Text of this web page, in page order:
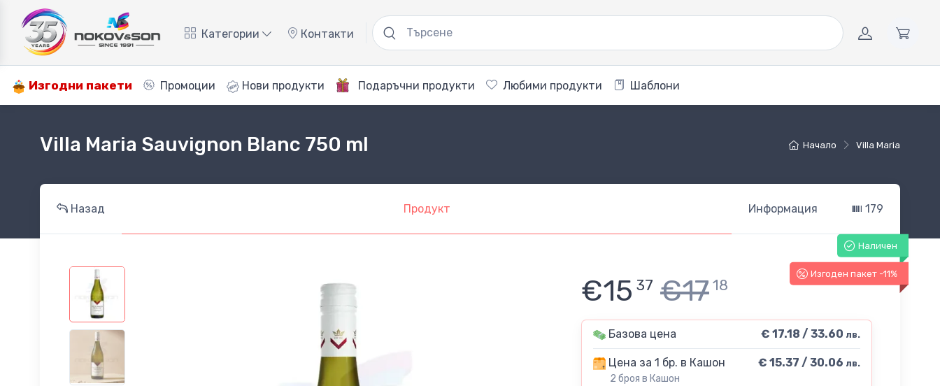
Категории Контакти
Изгодни пакети Промоции Нови продукти Подаръчни продукти Любими продукти Шаблони
Начало Villa Maria
Villa Maria Sauvignon Blanc 750 ml
Назад Продукт Информация 179
Наличен
Изгоден пакет -11%
€15 37 €17 18
Базова цена € 17.18 / 33.60 лв.
Цена за 1 бр. в Кашон
2 броя в Кашон
€ 15.37 / 30.06 лв.